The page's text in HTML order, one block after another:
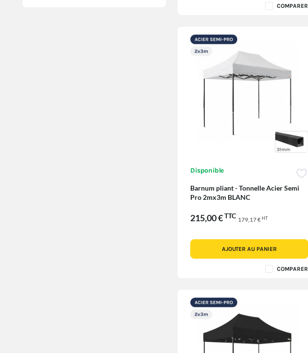
COMPARER
Disponible
Barnum pliant - Tonnelle Acier Semi
Pro 2mx3m BLANC
215,00 €TTC
179,17 €HT
AJOUTER AU PANIER
COMPARER